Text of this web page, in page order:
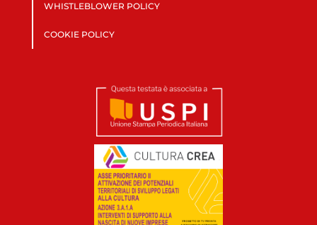
WHISTLEBLOWER POLICY
COOKIE POLICY